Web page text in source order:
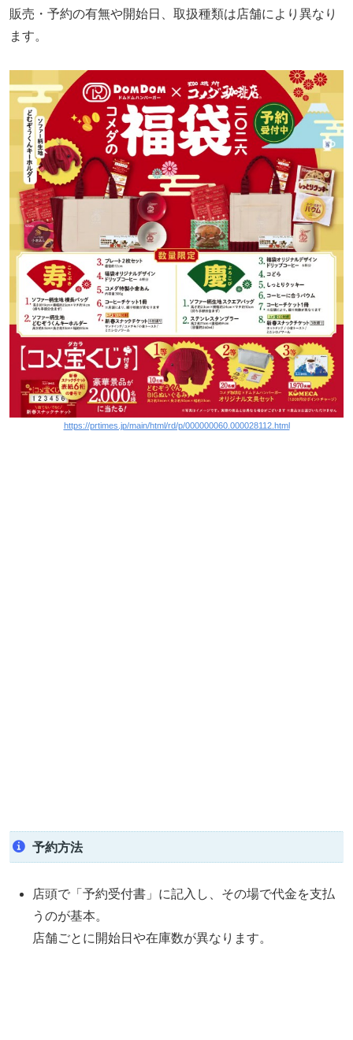
販売・予約の有無や開始日、取扱種類は店舗により異なり
ます。
https://prtimes.jp/main/html/rd/p/000000060.000028112.html
予約方法
店頭で「予約受付書」に記入し、その場で代金を支払
うのが基本。
店舗ごとに開始日や在庫数が異なります。